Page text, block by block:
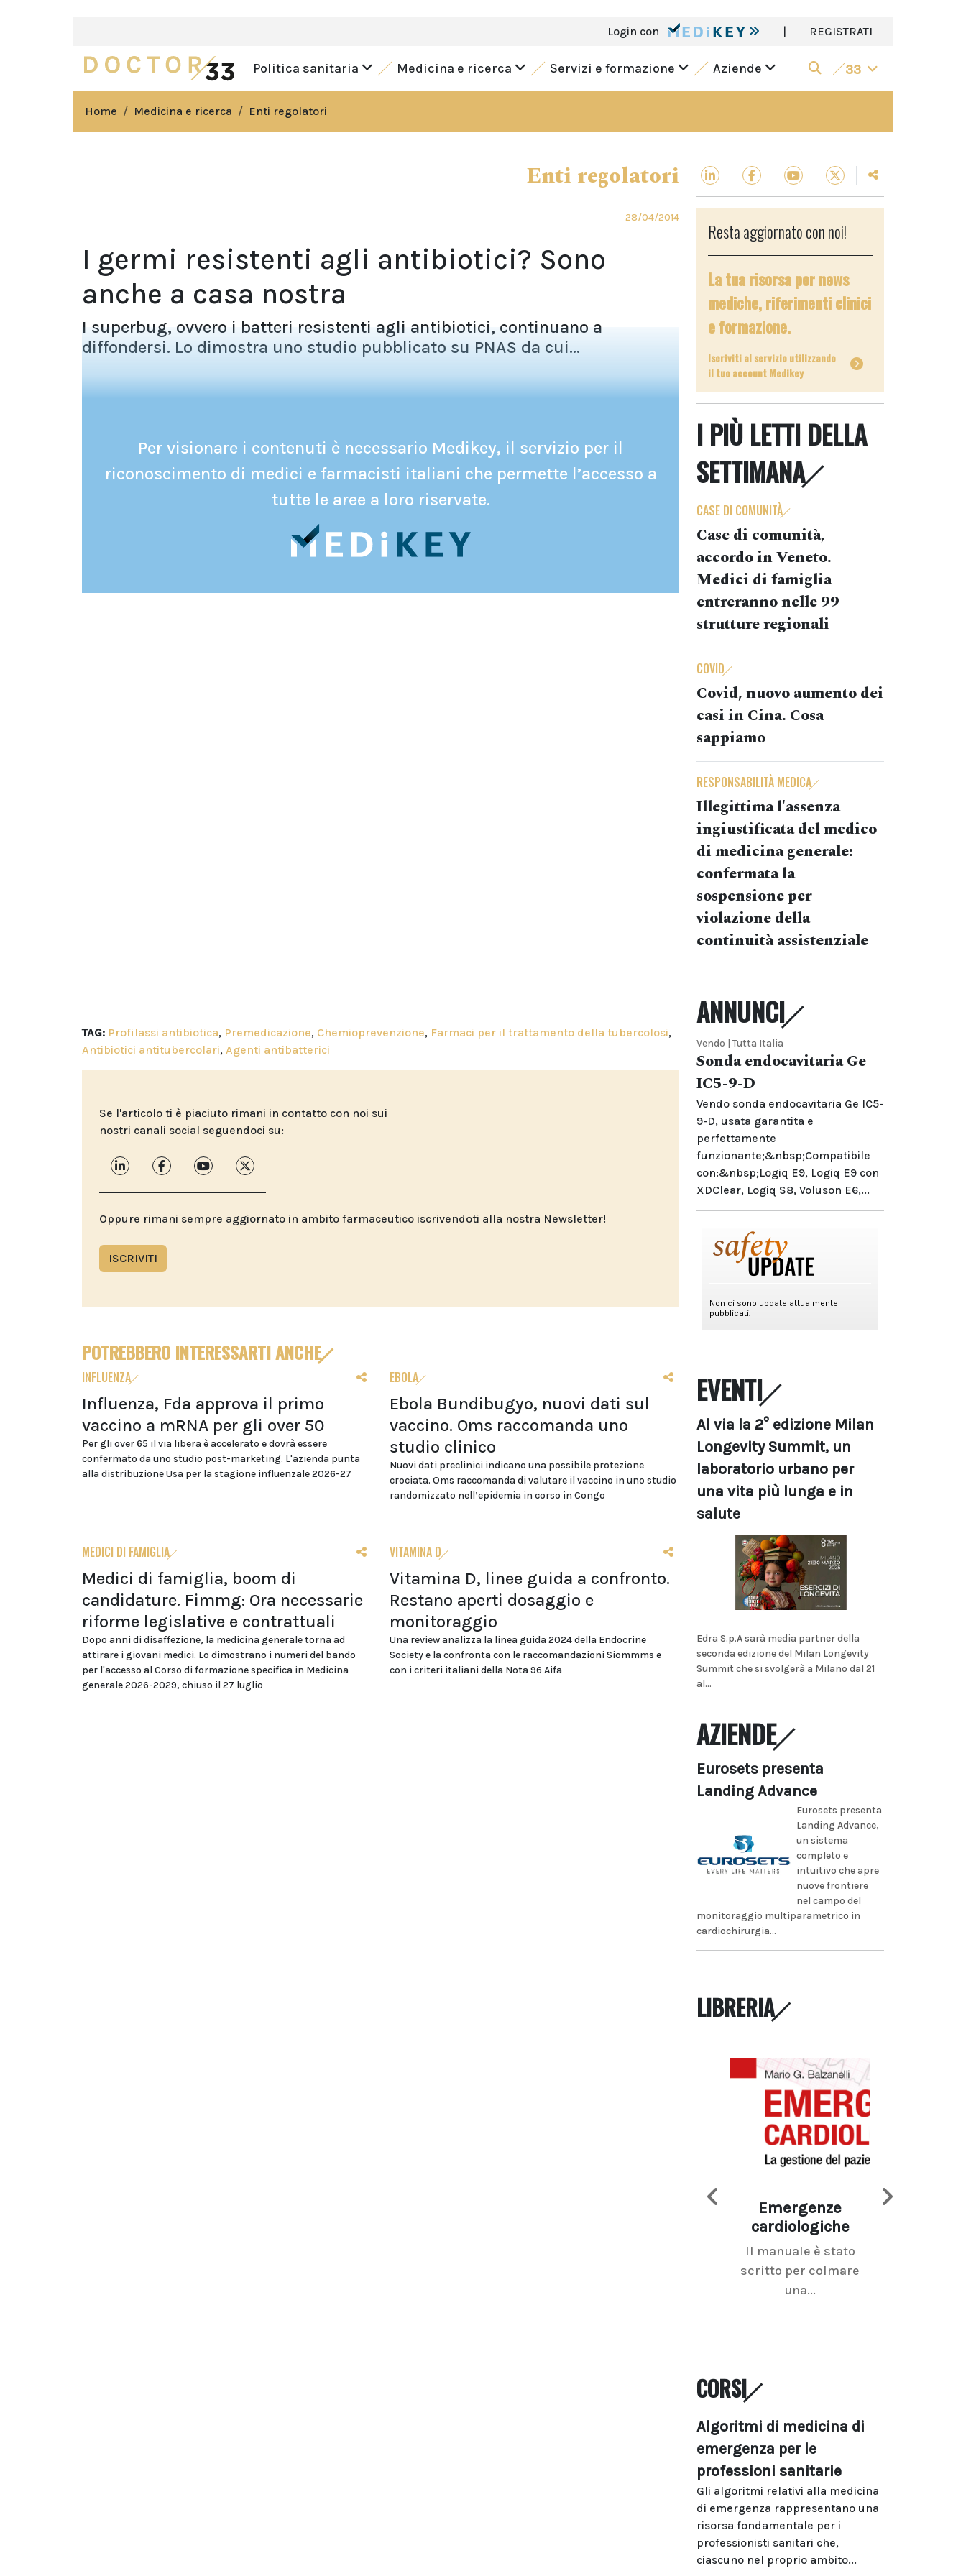
Login con | REGISTRATI
Politica sanitaria Medicina e ricerca Servizi e formazione Aziende 33
Home Medicina e ricerca Enti regolatori
Enti regolatori
28/04/2014
I germi resistenti agli antibiotici? Sono
anche a casa nostra
I superbug, ovvero i batteri resistenti agli antibiotici, continuano a
diffondersi. Lo dimostra uno studio pubblicato su PNAS da cui...
Per visionare i contenuti è necessario Medikey, il servizio per il
riconoscimento di medici e farmacisti italiani che permette l’accesso a
tutte le aree a loro riservate.
TAG: Profilassi antibiotica, Premedicazione, Chemioprevenzione, Farmaci per il trattamento della tubercolosi,
Antibiotici antitubercolari, Agenti antibatterici
Se l'articolo ti è piaciuto rimani in contatto con noi sui
nostri canali social seguendoci su:
Oppure rimani sempre aggiornato in ambito farmaceutico iscrivendoti alla nostra Newsletter!
ISCRIVITI
POTREBBERO INTERESSARTI ANCHE
INFLUENZA
Influenza, Fda approva il primo
vaccino a mRNA per gli over 50
Per gli over 65 il via libera è accelerato e dovrà essere
confermato da uno studio post-marketing. L'azienda punta
alla distribuzione Usa per la stagione influenzale 2026-27
EBOLA
Ebola Bundibugyo, nuovi dati sul
vaccino. Oms raccomanda uno
studio clinico
Nuovi dati preclinici indicano una possibile protezione
crociata. Oms raccomanda di valutare il vaccino in uno studio
randomizzato nell’epidemia in corso in Congo
MEDICI DI FAMIGLIA
Medici di famiglia, boom di
candidature. Fimmg: Ora necessarie
riforme legislative e contrattuali
Dopo anni di disaffezione, la medicina generale torna ad
attirare i giovani medici. Lo dimostrano i numeri del bando
per l'accesso al Corso di formazione specifica in Medicina
generale 2026-2029, chiuso il 27 luglio
VITAMINA D
Vitamina D, linee guida a confronto.
Restano aperti dosaggio e
monitoraggio
Una review analizza la linea guida 2024 della Endocrine
Society e la confronta con le raccomandazioni Siommms e
con i criteri italiani della Nota 96 Aifa
Resta aggiornato con noi!
La tua risorsa per news
mediche, riferimenti clinici
e formazione.
Iscriviti al servizio utilizzando
il tuo account Medikey
I PIÙ LETTI DELLA
SETTIMANA
CASE DI COMUNITÀ
Case di comunità,
accordo in Veneto.
Medici di famiglia
entreranno nelle 99
strutture regionali
COVID
Covid, nuovo aumento dei
casi in Cina. Cosa
sappiamo
RESPONSABILITÀ MEDICA
Illegittima l'assenza
ingiustificata del medico
di medicina generale:
confermata la
sospensione per
violazione della
continuità assistenziale
ANNUNCI
Vendo | Tutta Italia
Sonda endocavitaria Ge
IC5-9-D
Vendo sonda endocavitaria Ge IC5-
9-D, usata garantita e
perfettamente
funzionante;&nbsp;Compatibile
con:&nbsp;Logiq E9, Logiq E9 con
XDClear, Logiq S8, Voluson E6,...
EVENTI
Al via la 2° edizione Milan
Longevity Summit, un
laboratorio urbano per
una vita più lunga e in
salute
Edra S.p.A sarà media partner della
seconda edizione del Milan Longevity
Summit che si svolgerà a Milano dal 21
al...
AZIENDE
Eurosets presenta
Landing Advance
Eurosets presenta
Landing Advance,
un sistema
completo e
intuitivo che apre
nuove frontiere
nel campo del
monitoraggio multiparametrico in
cardiochirurgia...
LIBRERIA
Emergenze
cardiologiche
Il manuale è stato
scritto per colmare
una...
CORSI
Algoritmi di medicina di
emergenza per le
professioni sanitarie
Gli algoritmi relativi alla medicina
di emergenza rappresentano una
risorsa fondamentale per i
professionisti sanitari che,
ciascuno nel proprio ambito...